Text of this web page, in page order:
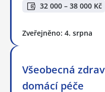
32 000 – 38 000 Kč
Zveřejněno: 4. srpna
Všeobecná
domácí péče